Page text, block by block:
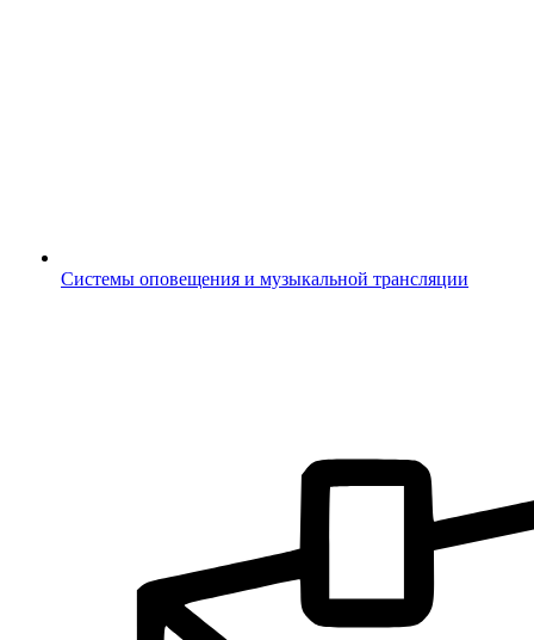
Системы оповещения и музыкальной трансляции